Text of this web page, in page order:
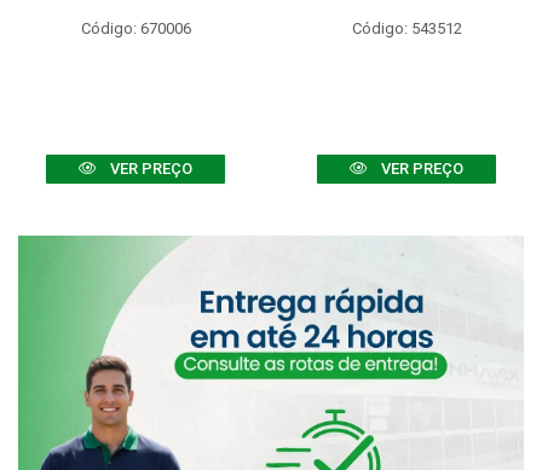
Código: 670006
VER PREÇO
Código: 543512
VER PREÇO